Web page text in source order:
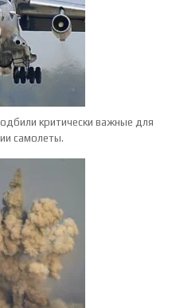
критически важные для
самолеты.